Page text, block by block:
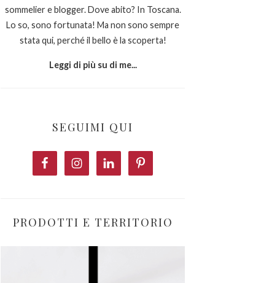
sommelier e blogger. Dove abito? In Toscana.
Lo so, sono fortunata! Ma non sono sempre
stata qui, perché il bello è la scoperta!
Leggi di più su di me...
SEGUIMI QUI
PRODOTTI E TERRITORIO